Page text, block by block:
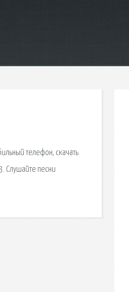
телефон, скачать
Слушайте песни